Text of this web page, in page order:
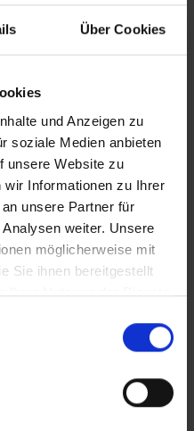
Über Cookies
und Anzeigen zu
soziale Medien anbieten
unsere Website zu
wir Informationen zu Ihrer
unsere Partner für
weiter. Unsere
möglicherweise mit
Sie ihnen bereitgestellt
Ihrer Nutzung der Dienste
Tretunterstützung bis 25
für diese Empfehlung:
Schotterpisten und
für maximale